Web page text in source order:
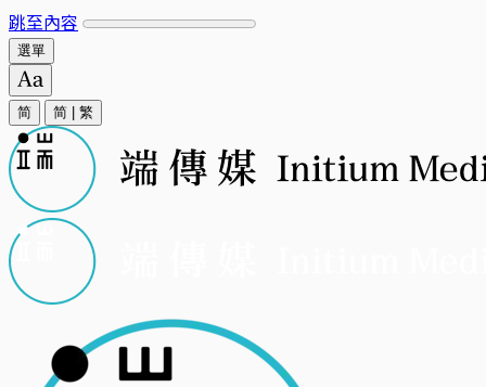
跳至內容
選單
简 简 繁